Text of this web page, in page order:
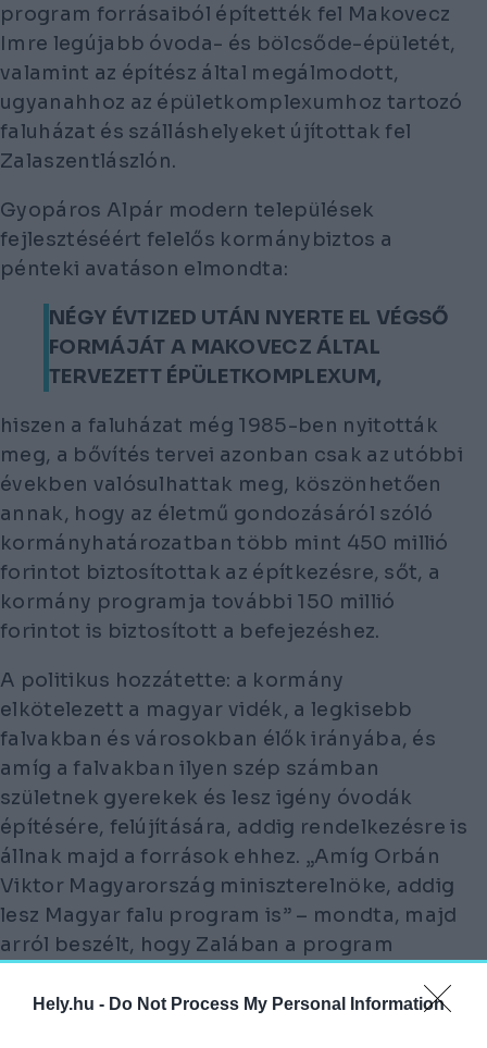
Hely.hu - Do Not Process My Personal Information
program forrásaiból építették fel Makovecz
Imre legújabb óvoda- és bölcsőde-épületét,
valamint az építész által megálmodott,
ugyanahhoz az épületkomplexumhoz tartozó
faluházat és szálláshelyeket újítottak fel
Zalaszentlászlón.
Gyopáros Alpár modern települések
fejlesztéséért felelős kormánybiztos a
pénteki avatáson elmondta:
NÉGY ÉVTIZED UTÁN NYERTE EL VÉGSŐ
FORMÁJÁT A MAKOVECZ ÁLTAL
TERVEZETT ÉPÜLETKOMPLEXUM,
hiszen a faluházat még 1985-ben nyitották
meg, a bővítés tervei azonban csak az utóbbi
években valósulhattak meg, köszönhetően
annak, hogy az életmű gondozásáról szóló
kormányhatározatban több mint 450 millió
forintot biztosítottak az építkezésre, sőt, a
kormány programja további 150 millió
forintot is biztosított a befejezéshez.
A politikus hozzátette: a kormány
elkötelezett a magyar vidék, a legkisebb
falvakban és városokban élők irányába, és
amíg a falvakban ilyen szép számban
születnek gyerekek és lesz igény óvodák
építésére, felújítására, addig rendelkezésre is
állnak majd a források ehhez. „Amíg Orbán
Viktor Magyarország miniszterelnöke, addig
lesz Magyar falu program is”– mondta, majd
arról beszélt, hogy Zalában a program
45 milliárd forint forrást osztottak ki.